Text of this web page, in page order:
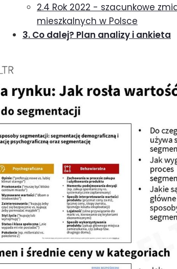
2.4 Rok 2022 - szacunkowe
mieszkalnych w Polsce
3. Co dalej? Plan analizy i ankieta